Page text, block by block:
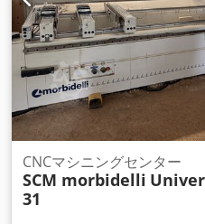
CNCマシニングセンター
SCM morbidelli
31